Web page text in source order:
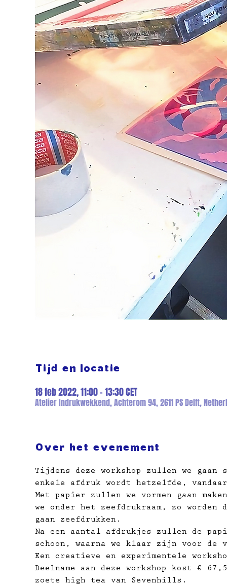
Tijd en locatie
18 feb 2022, 11:00 – 13:30 CET
Atelier Indrukwekkend, Achterom 94, 2611 PS Delft,
Over het evenement
Tijdens deze workshop zullen we
enkele afdruk wordt hetzelfde,
Met papier zullen we vormen gaan
we onder het zeefdrukraam, zo
gaan zeefdrukken.
Na een aantal afdrukjes zullen de
schoon, waarna we klaar zijn voor de
Een creatieve en experimentele
Deelname aan deze workshop kost €
zoete high tea van Sevenhills.